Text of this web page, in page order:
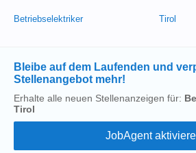
Betriebselektriker Tirol
Bleibe auf dem Laufenden und
Stellenangebot mehr!
Erhalte alle neuen Stellenanzeigen für:
Tirol